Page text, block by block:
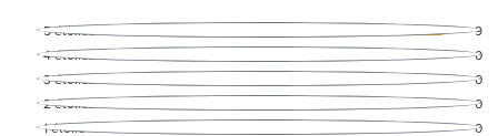
5étoiles
9
4étoiles
0
3étoiles
0
2étoiles
0
1étoile 0